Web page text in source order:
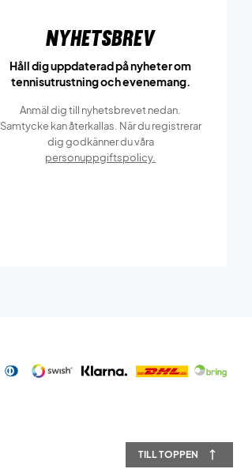
TILL TOPPEN
Nyhetsbrev
Håll dig uppdaterad på nyheter om
tennisutrustning och evenemang.
Anmäl dig till nyhetsbrevet nedan.
Samtycke kan återkallas. När du registrerar
dig godkänner du våra
personuppgiftspolicy.